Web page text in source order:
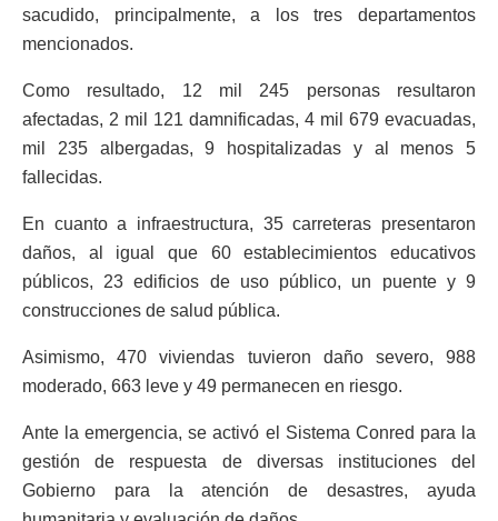
sacudido, principalmente, a los tres departamentos
mencionados.
Como resultado, 12 mil 245 personas resultaron
afectadas, 2 mil 121 damnificadas, 4 mil 679 evacuadas,
mil 235 albergadas, 9 hospitalizadas y al menos 5
fallecidas.
En cuanto a infraestructura, 35 carreteras presentaron
daños, al igual que 60 establecimientos educativos
públicos, 23 edificios de uso público, un puente y 9
construcciones de salud pública.
Asimismo, 470 viviendas tuvieron daño severo, 988
moderado, 663 leve y 49 permanecen en riesgo.
Ante la emergencia, se activó el Sistema Conred para la
gestión de respuesta de diversas instituciones del
Gobierno para la atención de desastres, ayuda